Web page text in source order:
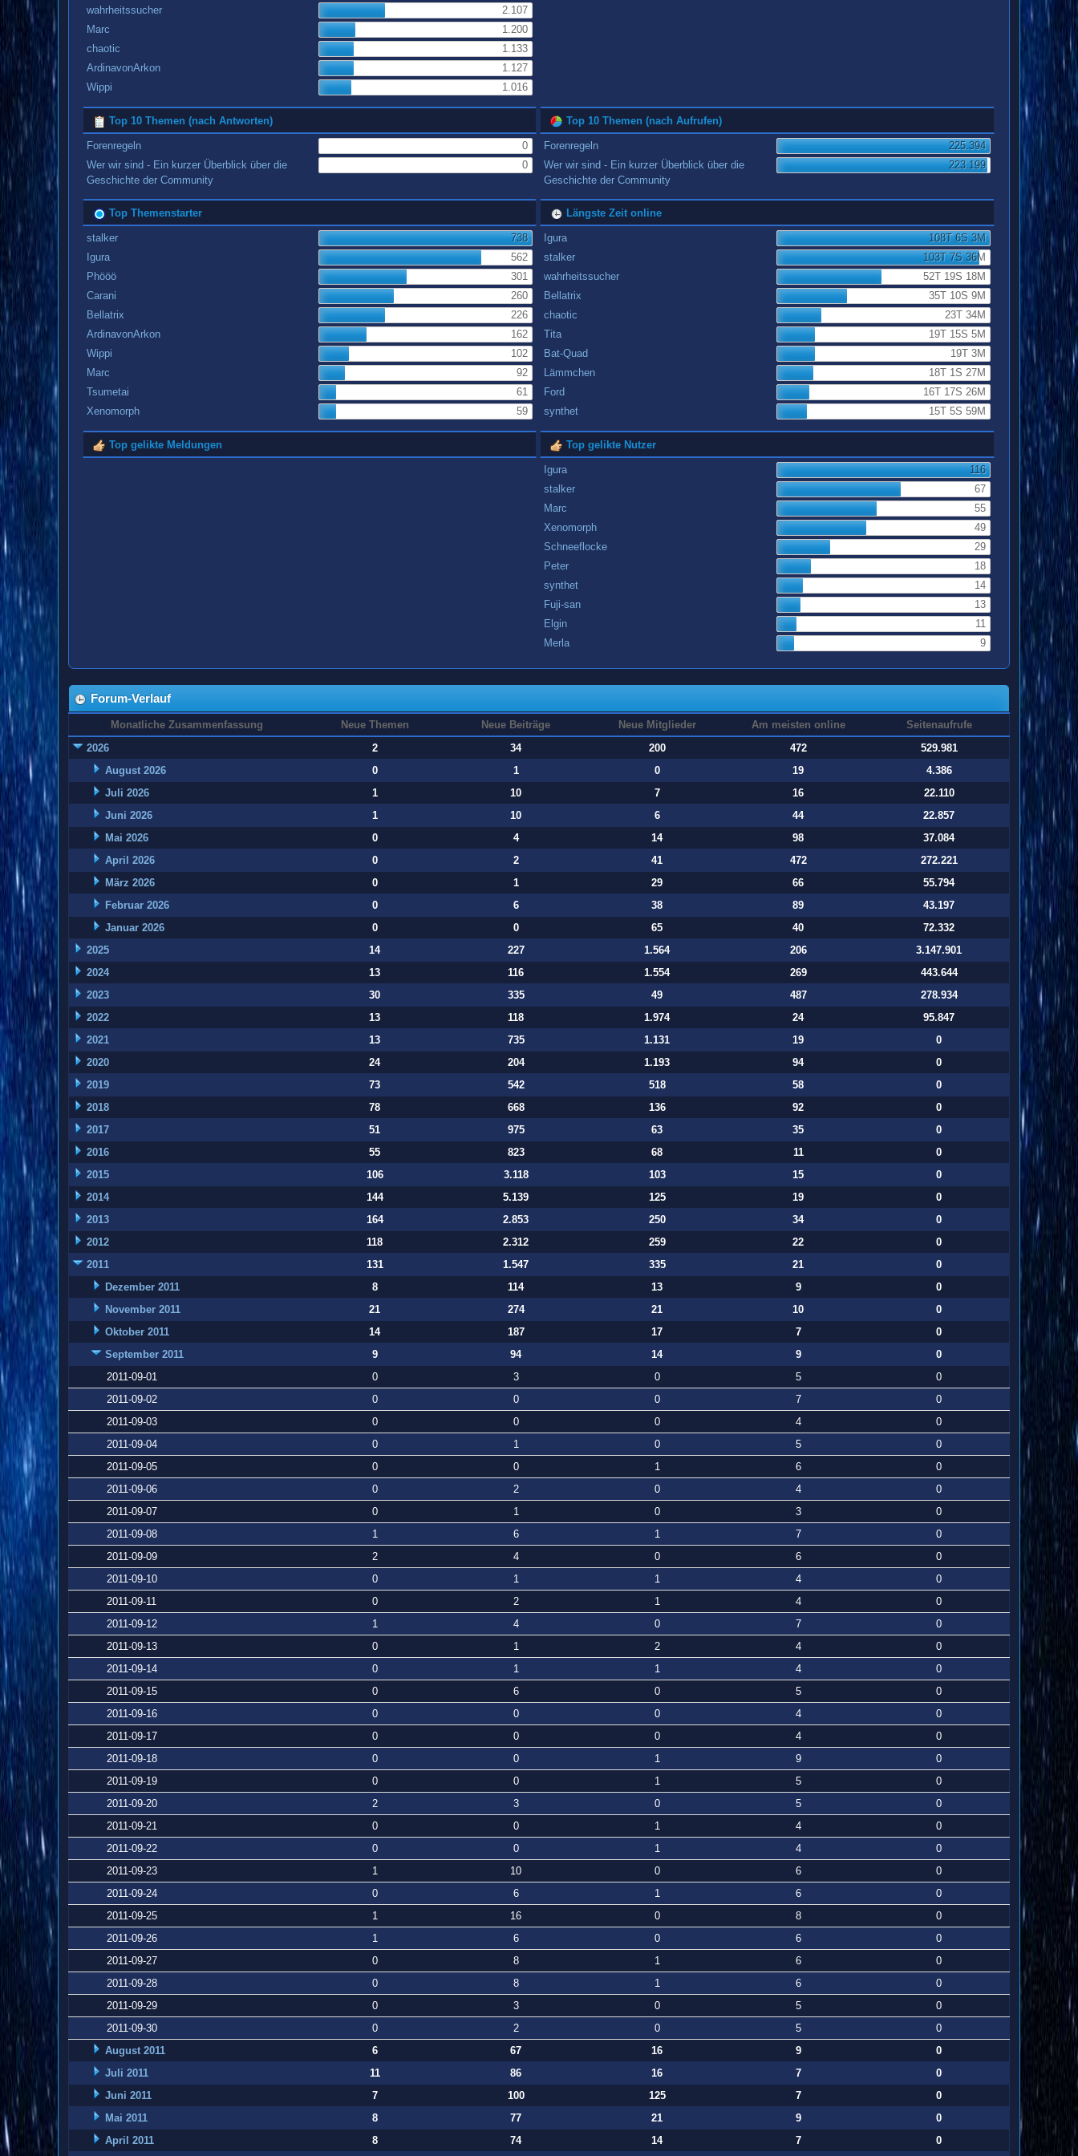
wahrheitssucher
2.107
Marc
1.200
chaotic
1.133
ArdinavonArkon
1.127
Wippi
1.016
Top 10 Themen (nach Antworten)
Forenregeln
0
Wer wir sind - Ein kurzer Überblick über die
Geschichte der Community
0
Top 10 Themen (nach Aufrufen)
Forenregeln
225.394
Wer wir sind - Ein kurzer Überblick über die
Geschichte der Community
223.199
Top Themenstarter
stalker
738
Igura
562
Phööö
301
Carani
260
Bellatrix
226
ArdinavonArkon
162
Wippi
102
Marc
92
Tsumetai
61
Xenomorph
59
Längste Zeit online
Igura
108T 6S 3M
stalker
103T 7S 36M
wahrheitssucher
52T 19S 18M
Bellatrix
35T 10S 9M
chaotic
23T 34M
Tita
19T 15S 5M
Bat-Quad
19T 3M
Lämmchen
18T 1S 27M
Ford
16T 17S 26M
synthet
15T 5S 59M
Top gelikte Meldungen Top gelikte Nutzer
Igura
116
stalker
67
Marc
55
Xenomorph
49
Schneeflocke
29
Peter
18
synthet
14
Fuji-san
13
Elgin
11
Merla
9
Forum-Verlauf
Monatliche Zusammenfassung Neue Themen Neue Beiträge Neue Mitglieder Am meisten online
Seitenaufrufe
2026
2 34 200 472
529.981
August 2026
0 1 0 19
4.386
Juli 2026
1 10 7 16
22.110
Juni 2026
1 10 6 44
22.857
Mai 2026
0 4 14 98
37.084
April 2026
0 2 41 472
272.221
März 2026
0 1 29 66
55.794
Februar 2026
0 6 38 89
43.197
Januar 2026
0 0 65 40
72.332
2025
14 227 1.564 206
3.147.901
2024
13 116 1.554 269
443.644
2023
30 335 49 487
278.934
2022
13 118 1.974 24
95.847
2021
13 735 1.131 19
0
2020
24 204 1.193 94
0
2019
73 542 518 58
0
2018
78 668 136 92
0
2017
51 975 63 35
0
2016
55 823 68 11
0
2015
106 3.118 103 15
0
2014
144 5.139 125 19
0
2013
164 2.853 250 34
0
2012
118 2.312 259 22
0
2011
131 1.547 335 21
0
Dezember 2011
8 114 13 9
0
November 2011
21 274 21 10
0
Oktober 2011
14 187 17 7
0
September 2011
9 94 14 9
0
2011-09-01
0 3 0 5
0
2011-09-02
0 0 0 7
0
2011-09-03
0 0 0 4
0
2011-09-04
0 1 0 5
0
2011-09-05
0 0 1 6
0
2011-09-06
0 2 0 4
0
2011-09-07
0 1 0 3
0
2011-09-08
1 6 1 7
0
2011-09-09
2 4 0 6
0
2011-09-10
0 1 1 4
0
2011-09-11
0 2 1 4
0
2011-09-12
1 4 0 7
0
2011-09-13
0 1 2 4
0
2011-09-14
0 1 1 4
0
2011-09-15
0 6 0 5
0
2011-09-16
0 0 0 4
0
2011-09-17
0 0 0 4
0
2011-09-18
0 0 1 9
0
2011-09-19
0 0 1 5
0
2011-09-20
2 3 0 5
0
2011-09-21
0 0 1 4
0
2011-09-22
0 0 1 4
0
2011-09-23
1 10 0 6
0
2011-09-24
0 6 1 6
0
2011-09-25
1 16 0 8
0
2011-09-26
1 6 0 6
0
2011-09-27
0 8 1 6
0
2011-09-28
0 8 1 6
0
2011-09-29
0 3 0 5
0
2011-09-30
0 2 0 5
0
August 2011
6 67 16 9
0
Juli 2011
11 86 16 7
0
Juni 2011
7 100 125 7
0
Mai 2011
8 77 21 9
0
April 2011
8 74 14 7 0